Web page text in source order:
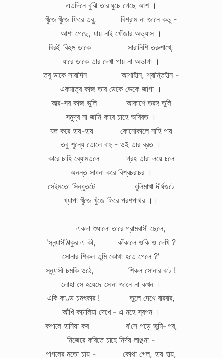
এতদিনে বুঝি তার ঘুচে গেছে আশ ।
খুঁজে খুঁজে ফিরে তবু, বিশ্রাম না জানে কভু -
আশা গেছে, যায় নাই খোঁজার অভ্যাস ।
বিরহী বিহঙ্গ ডাকে সারানিশি তরুশাখে,
যারে ডাকে তার দেখা পায় না অভাগা ।
তবু ডাকে সারাদিন আশাহীন, শ্রান্তিহীন -
একমাত্র কাজ তার ডেকে ডেকে জাগা ।
আর-সব কাজ ভুলি আকাশে তরঙ্গ তুলি
সমুদ্র না জানি কারে চাহে অবিরত ।
যত করে হায়-হায় কোনোকালে নাহি পায়
তবু শূন্যে তোলে বাহু - ওই তার ব্রত ।
কারে চাহি ব্যোমতলে গ্রহ তারা লয়ে চলে
অনন্ত সাধনা করে বিশ্বচরাচর ।
সেইমতো সিন্ধুতটে ধূলিমাখা দীর্ঘজটে
খ্যাপা খুঁজে খুঁজে ফিরে পরশপাথর ।।
একদা শুধালো তারে গ্রামবাসী ছেলে,
'সন্ন্যাসীঠাকুর এ কী, কাঁকালে ওকি ও দেখি ?
সোনার শিকল তুমি কোথা হতে পেলে ?'
সন্ন্যাসী চমকি ওঠে, শিকল সোনার বটে !
লোহা সে হয়েছে সোনা জানে না কখন ।
একি কাণ্ড চমৎকার ! তুলে দেখে বারবার,
আঁখি কচালিয়া দেখে - এ নহে স্বপন ।
কপালে হানিয়া কর ব'সে পড়ে ভূমি-'পর,
নিজেরে করিতে চাহে নির্দয় লাঞ্ছনা -
পাগলের মতো চায় - কোথা গেল, হায় হায়,